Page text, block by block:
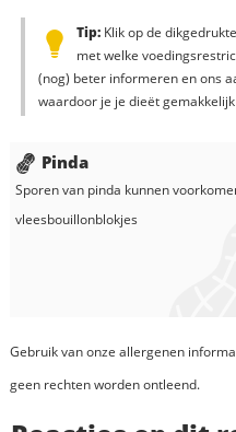
Tip:Klik op de
met welke
(nog) beter informeren en ons
waardoor je je dieët
Pinda
Sporen van pinda kunnen
vleesbouillonblokjes
Gebruik van onze allergenen
geen rechten worden ontleend.